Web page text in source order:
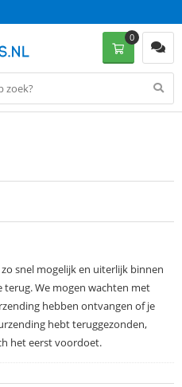
0
snel mogelijk en uiterlijk binnen
terug. We mogen wachten met
hebben ontvangen of je
hebt teruggezonden,
het eerst voordoet.